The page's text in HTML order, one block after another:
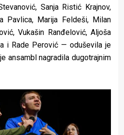
Sanja Ristić Krajnov,
Pavlica, Marija Feldeši, Milan
Vukašin Ranđelović, Aljoša
i Rade Perović — oduševila je
ansambl nagradila dugotrajnim